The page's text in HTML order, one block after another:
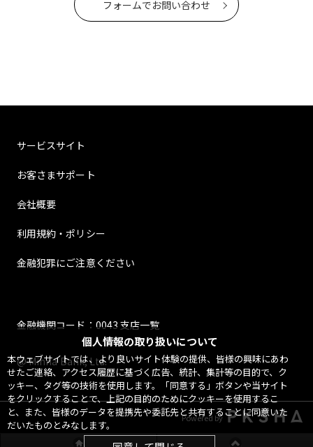
個人情報の取り扱いについて
本ウェブサイトでは、より良いサイト体験の提供、皆様の興味にあわ
せたご連絡、アクセス履歴に基づく広告、統計、集計等の目的で、ク
ッキー、タグ等の技術を使用します。「同意する」ボタンや当サイト
をクリックすることで、上記の目的のためにクッキーを使用するこ
と、また、皆様のデータを提携先や委託先と共有することに同意いた
だいたものとみなします。
フォームでお問い合わせ
サービスサイト
お客さまサポート
会社概要
利用規約・ポリシー
金融犯罪にご注意ください
金融機関コード：0043 支店一覧
@ Minna Bank, Ltd.
Powered by